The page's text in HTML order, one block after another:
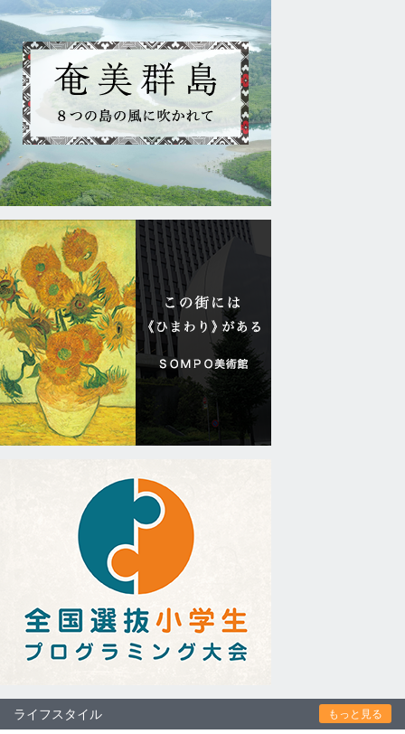
ライフスタイル もっと見る